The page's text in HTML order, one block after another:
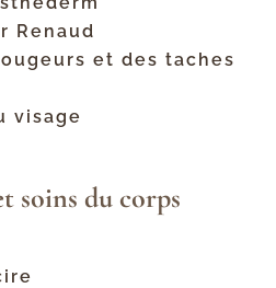
Renaud
et des taches
visage
soins du corps